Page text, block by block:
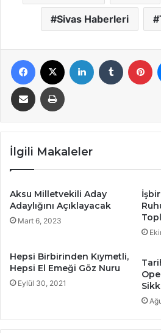
Sivas Haberleri
Facebook LinkedIn Tumblr
E-Posta ile paylaş Yazdır
İlgili Makaleler
Aksu Milletvekili Aday
Adaylığını Açıklayacak
Mart 6, 2023
Hepsi Birbirinden Kıymetli,
Hepsi El Emeği Göz Nuru
Eylül 30, 2021